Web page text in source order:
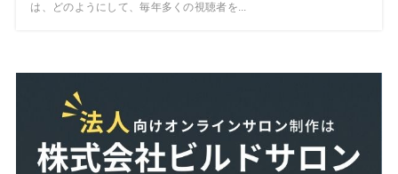
は、どのようにして、毎年多くの視聴者を...